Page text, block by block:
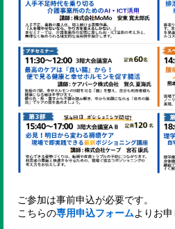
ご参加は事前申込が必要です。
こちらの専用申込フォームよりお申